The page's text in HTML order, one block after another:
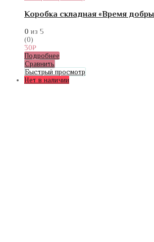
Коробка складная «Время
0 из 5
(0)
30₽
Подробнее
Сравнить
Быстрый просмотр
Нет в наличии